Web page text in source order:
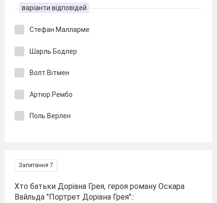
варіанти відповідей
Стефан Малларме
Шарль Бодлер
Волт Вітмен
Артюр Рембо
Поль Верлен
Запитання 7
Хто батьки Доріана Грея, героя роману Оскара
Вайльда "Портрет Доріана Грея"::